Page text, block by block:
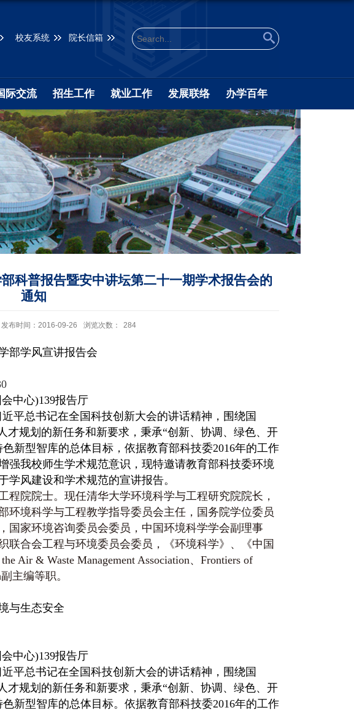
校友系统 院长信箱
际交流 招生工作 就业工作 发展联络 办学百年
科普报告暨安中讲坛第二十一期学术报告会的
通知
发布时间：2016-09-26 浏览次数： 284
部学风宣讲报告会
中心)139报告厅
平总书记在全国科技创新大会的讲话精神，围绕国
才规划的新任务和新要求，秉承“创新、协调、绿色、开
新型智库的总体目标，依据教育部科技委2016年的工作
强我校师生学术规范意识，现特邀请教育部科技委环境
风建设和学术规范的宣讲报告。
程院院士。现任清华大学环境科学与工程研究院院长，
环境科学与工程教学指导委员会主任，国务院学位委员
国家环境咨询委员会委员，中国环境科学学会副理事
联合会工程与环境委员会委员，《环境科学》、《中国
Air & Waste Management Association、Frontiers of
主编等职。
与生态安全
中心)139报告厅
平总书记在全国科技创新大会的讲话精神，围绕国
才规划的新任务和新要求，秉承“创新、协调、绿色、开
新型智库的总体目标。依据教育部科技委2016年的工作